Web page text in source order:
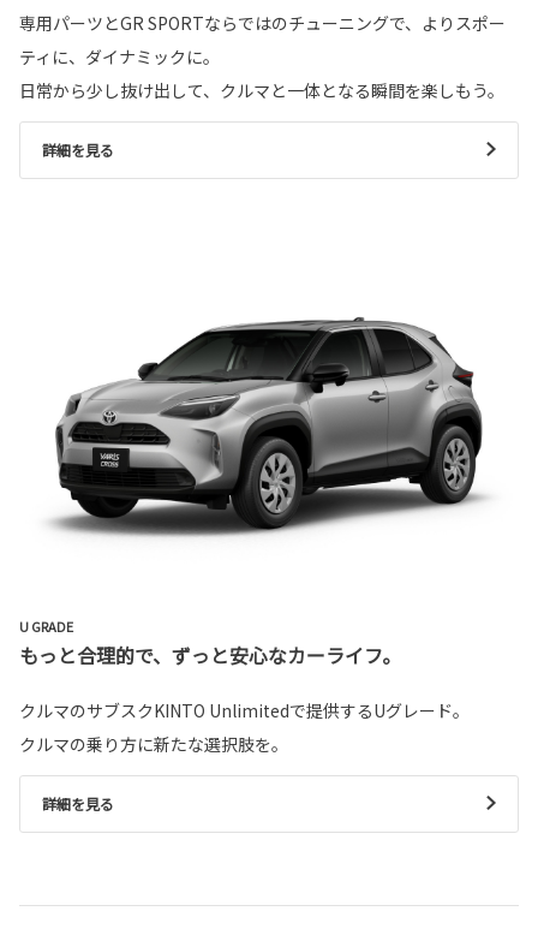
専用パーツとGR SPORTならではのチューニングで、よりスポー
ティに、ダイナミックに。
日常から少し抜け出して、クルマと一体となる瞬間を楽しもう。
詳細を見る
U GRADE
もっと合理的で、ずっと安心なカーライフ。
クルマのサブスクKINTO Unlimitedで提供するUグレード。
クルマの乗り方に新たな選択肢を。
詳細を見る